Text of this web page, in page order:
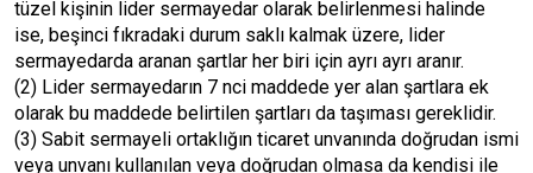
tüzel kişinin lider sermayedar olarak belirlenmesi halinde
ise, beşinci fıkradaki durum saklı kalmak üzere, lider
sermayedarda aranan şartlar her biri için ayrı ayrı aranır.
(2) Lider sermayedarın 7 nci maddede yer alan şartlara ek
olarak bu maddede belirtilen şartları da taşıması gereklidir.
(3) Sabit sermayeli ortaklığın ticaret unvanında doğrudan ismi
veya unvanı kullanılan veya doğrudan olmasa da kendisi ile